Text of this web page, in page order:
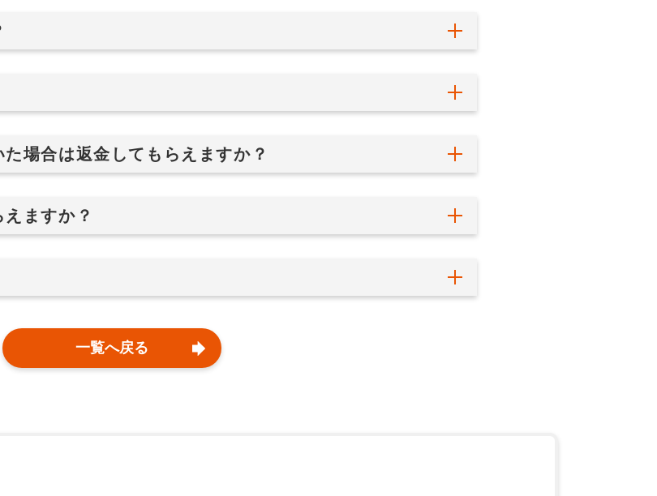
場合は返金してもらえますか？
ますか？
一覧へ戻る